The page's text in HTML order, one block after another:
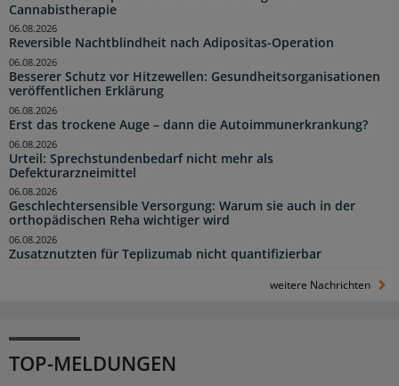
Cannabistherapie
Reversible Nachtblindheit nach Adipositas-Operation
06.08.2026
Besserer Schutz vor Hitzewellen: Gesundheitsorganisationen
veröffentlichen Erklärung
06.08.2026
Erst das trockene Auge – dann die Autoimmunerkrankung?
06.08.2026
Urteil: Sprechstundenbedarf nicht mehr als
Defekturarzneimittel
06.08.2026
Geschlechtersensible Versorgung: Warum sie auch in der
orthopädischen Reha wichtiger wird
06.08.2026
Zusatznutzten für Teplizumab nicht quantifizierbar
06.08.2026
weitere Nachrichten
TOP-MELDUNGEN